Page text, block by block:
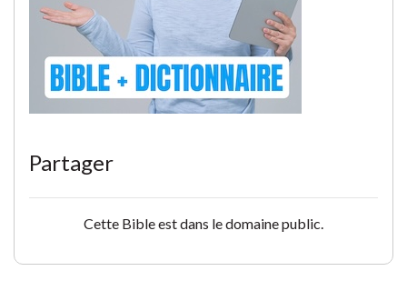
Partager
Cette Bible est dans le domaine public.